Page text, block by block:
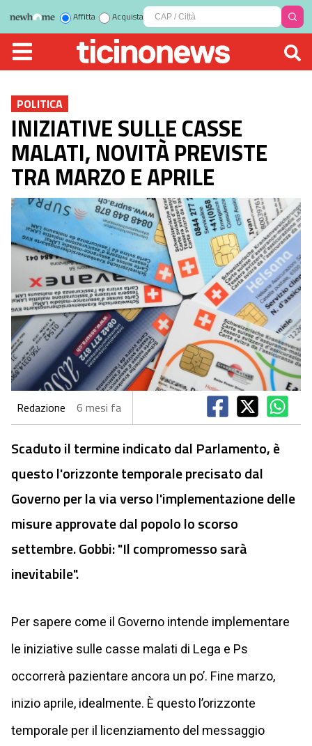
Affitta Acquista
POLITICA
INIZIATIVE SULLE CASSE
MALATI, NOVITÀ PREVISTE
TRA MARZO E APRILE
Redazione 6 mesi fa
Scaduto il termine indicato dal Parlamento, è
questo l'orizzonte temporale precisato dal
Governo per la via verso l'implementazione delle
misure approvate dal popolo lo scorso
settembre. Gobbi: "Il compromesso sarà
inevitabile".
Per sapere come il Governo intende implementare
le iniziative sulle casse malati di Lega e Ps
occorrerà pazientare ancora un po’. Fine marzo,
inizio aprile, idealmente. È questo l’orizzonte
temporale per il licenziamento del messaggio